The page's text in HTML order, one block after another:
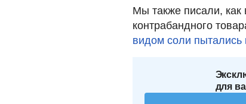
Мы также писали, как
контрабандного
видом соли пытались
для